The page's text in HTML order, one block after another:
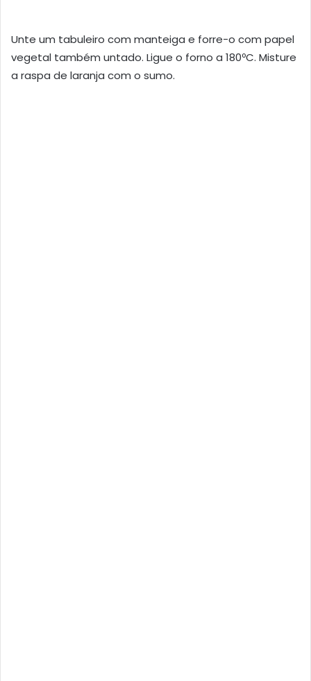
Unte um tabuleiro com manteiga e forre-o com papel
vegetal também untado. Ligue o forno a 180ºC. Misture
a raspa de laranja com o sumo.